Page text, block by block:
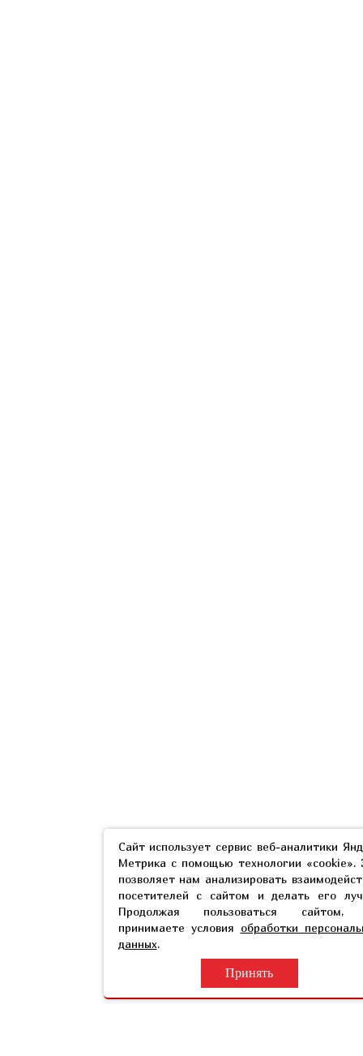
Сайт использует сервис веб-аналитики
Метрика с помощью технологии «cookie».
позволяет нам анализировать
посетителей с сайтом и делать его
Продолжая пользоваться сайтом,
принимаете условия обработки
данных.
Принять